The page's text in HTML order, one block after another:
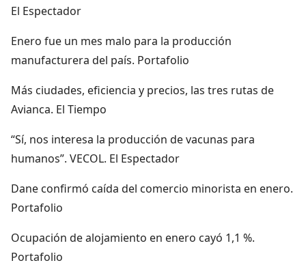
El Espectador
Enero fue un mes malo para la producción
manufacturera del país. Portafolio
Más ciudades, eficiencia y precios, las tres rutas de
Avianca. El Tiempo
“Sí, nos interesa la producción de vacunas para
humanos”. VECOL. El Espectador
Dane confirmó caída del comercio minorista en enero.
Portafolio
Ocupación de alojamiento en enero cayó 1,1 %.
Portafolio